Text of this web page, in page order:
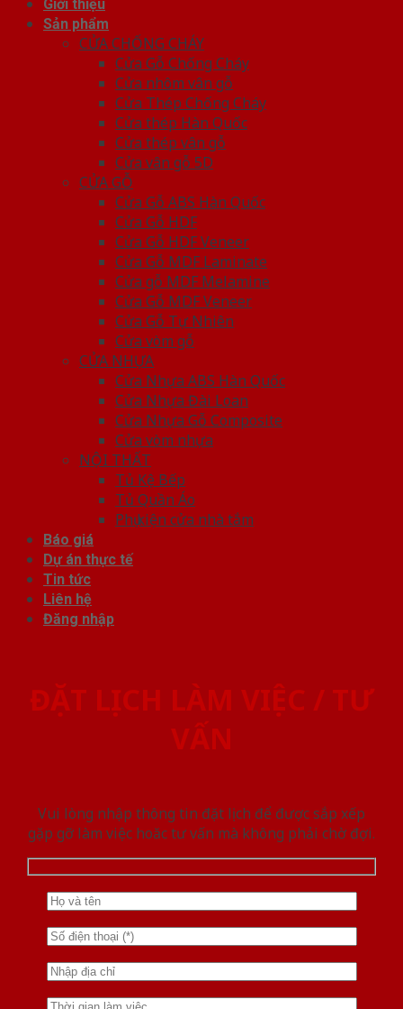
Giới thiệu
Sản phẩm
CỬA CHỐNG CHÁY
Cửa Gỗ Chống Cháy
Cửa nhôm vân gỗ
Cửa Thép Chống Cháy
Cửa thép Hàn Quốc
Cửa thép vân gỗ
Cửa vân gỗ 5D
CỬA GỖ
Cửa Gỗ ABS Hàn Quốc
Cửa Gỗ HDF
Cửa Gỗ HDF Veneer
Cửa Gỗ MDF Laminate
Cửa gỗ MDF Melamine
Cửa Gỗ MDF Veneer
Cửa Gỗ Tự Nhiên
Cửa vòm gỗ
CỬA NHỰA
Cửa Nhựa ABS Hàn Quốc
Cửa Nhựa Đài Loan
Cửa Nhựa Gỗ Composite
Cửa vòm nhựa
NỘI THẤT
Tủ Kệ Bếp
Tủ Quần Áo
Phụ kiện cửa nhà tắm
Báo giá
Dự án thực tế
Tin tức
Liên hệ
Đăng nhập
ĐẶT LỊCH LÀM VIỆC / TƯ
VẤN
Vui lòng nhập thông tin đặt lịch để được sắp xếp
gặp gỡ làm việc hoăc tư vấn mà không phải chờ đợi.